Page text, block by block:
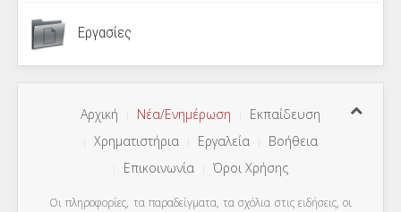
Εργασίες
Αρχική Νέα/Ενημέρωση
Εκπαίδευση
Χρηματιστήρια
Εργαλεία
Βοήθεια
Επικοινωνία
Όροι Χρήσης
Οι πληροφορίες, τα παραδείγματα, τα σχόλια στις ειδήσεις, οι